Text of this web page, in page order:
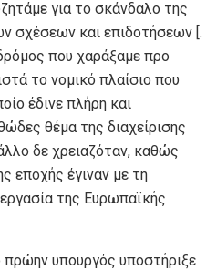
για το σκάνδαλο της
σχέσεων και επιδοτήσεων [.
που χαράξαμε προ
το νομικό πλαίσιο που
έδινε πλήρη και
θέμα της διαχείρισης
δε χρειαζόταν, καθώς
εποχής έγιναν με τη
της Ευρωπαϊκής
υπουργός υποστήριξε